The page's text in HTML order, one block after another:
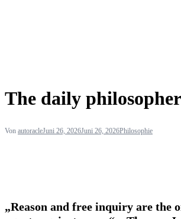
The daily philosopher
Von autoracleJuni 26, 2026Juni 26, 2026Philosophie
„Reason and free inquiry are the